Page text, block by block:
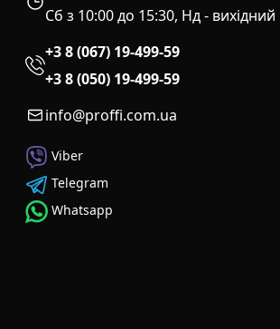
Сб з 10:00 до 15:30, Нд - вихідний
+3 8 (067) 19-499-59
+3 8 (050) 19-499-59
info@proffi.com.ua
Viber
Telegram
Whatsapp